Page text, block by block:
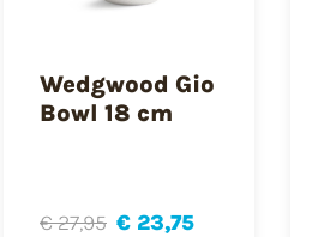
Wedgwood Gio
Bowl 18 cm
€ 27,95 € 23,75